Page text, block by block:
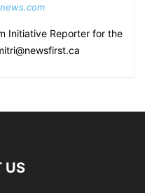
Initiative Reporter for the
US